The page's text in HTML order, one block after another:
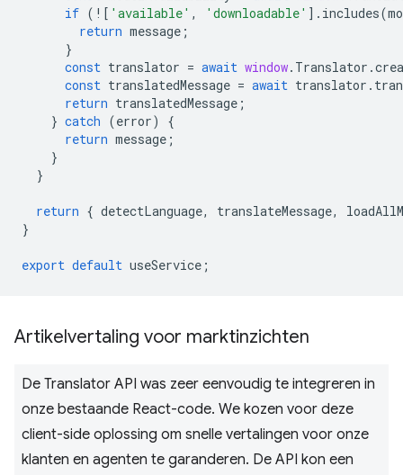
if ( ! [ 'available' , 'downloadable' ]. includes(
return message ;
}
const translator = await window. Translator .
const translatedMessage = await translator .
return translatedMessage ;
} catch (error)
{
return message ;
}
}
return { detectLanguage, translateMessage,
}
export default useService ;
Artikelvertaling voor marktinzichten
De Translator API was zeer eenvoudig te integreren in
onze bestaande React-code. We kozen voor deze
client-side oplossing om snelle vertalingen voor onze
klanten en agenten te garanderen. De API kon een